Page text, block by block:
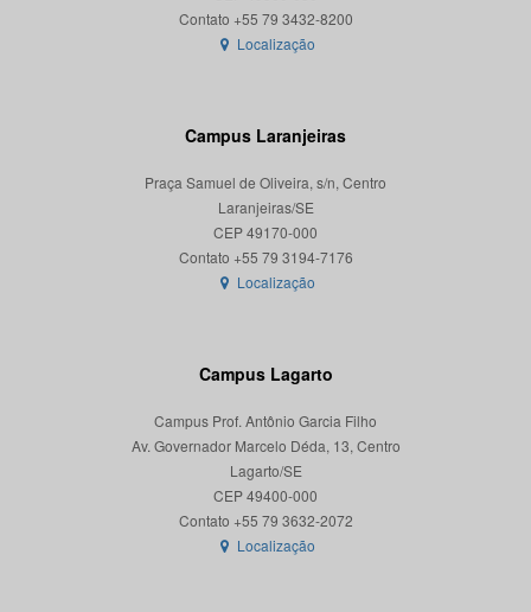
Localização
Campus Laranjeiras
Praça Samuel de Oliveira, s/n, Centro
Laranjeiras/SE
CEP 49170-000
Localização
Campus Lagarto
Campus Prof. Antônio Garcia Filho
Av. Governador Marcelo Déda, 13, Centro
Lagarto/SE
CEP 49400-000
Localização